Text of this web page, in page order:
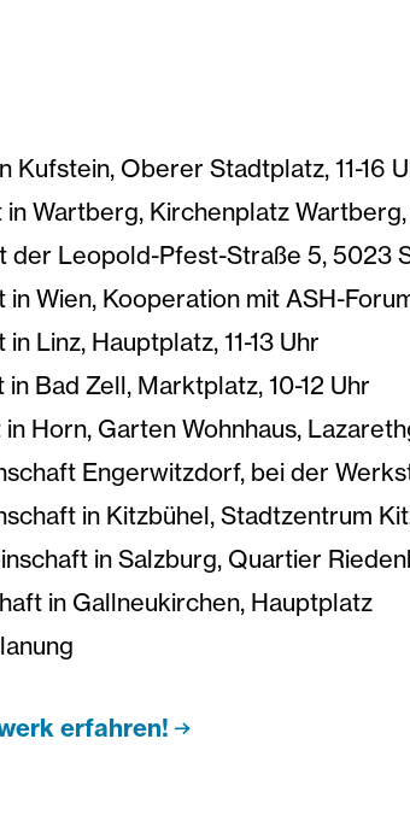
Kufstein, Oberer Stadtplatz, 11-16
Wartberg, Kirchenplatz Wartberg,
der Leopold-Pfest-Straße 5, 5023
Wien, Kooperation mit ASH-
Linz, Hauptplatz, 11-13 Uhr
Bad Zell, Marktplatz, 10-12 Uhr
Horn, Garten Wohnhaus,
Engerwitzdorf, bei der
in Kitzbühel, Stadtzentrum
in Salzburg, Quartier
in Gallneukirchen, Hauptplatz
erfahren!